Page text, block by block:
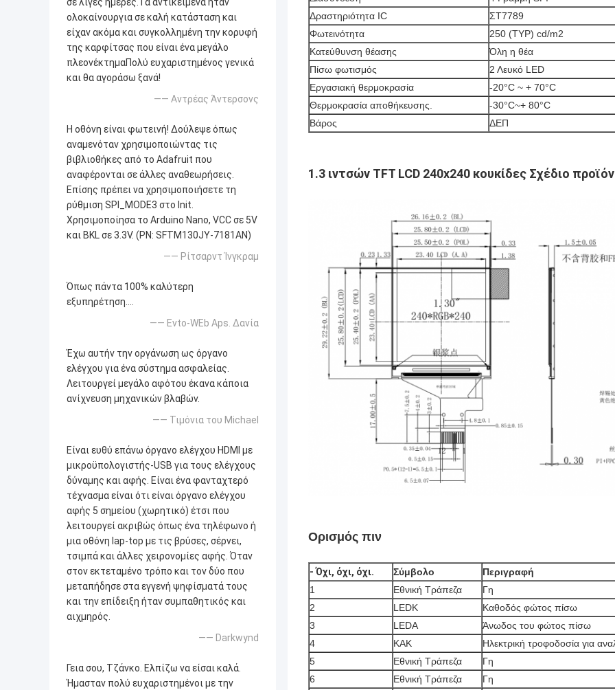
σε λίγες ημέρες.Τα αντικείμενα ήταν
ολοκαίνουργια σε καλή κατάσταση και
είχαν ακόμα και συγκολλημένη την κορυφή
της καρφίτσας που είναι ένα μεγάλο
πλεονέκτημαΠολύ ευχαριστημένος γενικά
και θα αγοράσω ξανά!
—— Αντρέας Άντερσονς
Η οθόνη είναι φωτεινή! Δούλεψε όπως
αναμενόταν χρησιμοποιώντας τις
βιβλιοθήκες από το Adafruit που
αναφέρονται σε άλλες αναθεωρήσεις.
Επίσης πρέπει να χρησιμοποιήσετε τη
ρύθμιση SPI_MODE3 στο Init.
Χρησιμοποίησα το Arduino Nano, VCC σε 5V
και BKL σε 3.3V. (PN: SFTM130JY-7181AN)
—— Ρίτσαρντ Ίνγκραμ
Όπως πάντα 100% καλύτερη
εξυπηρέτηση....
—— Evto-WEb Aps. Δανία
Έχω αυτήν την οργάνωση ως όργανο
ελέγχου για ένα σύστημα ασφαλείας.
Λειτουργεί μεγάλο αφότου έκανα κάποια
ανίχνευση μηχανικών βλαβών.
—— Τιμόνια του Michael
Είναι ευθύ επάνω όργανο ελέγχου HDMI με
μικροϋπολογιστής-USB για τους ελέγχους
δύναμης και αφής. Είναι ένα φανταχτερό
τέχνασμα είναι ότι είναι όργανο ελέγχου
αφής 5 σημείου (χωρητικό) έτσι που
λειτουργεί ακριβώς όπως ένα τηλέφωνο ή
μια οθόνη lap-top με τις βρύσες, σέρνει,
τσιμπά και άλλες χειρονομίες αφής. Όταν
στον εκτεταμένο τρόπο και τον δύο που
μεταπήδησε στα εγγενή ψηφίσματά τους
και την επίδειξη ήταν συμπαθητικός και
αιχμηρός.
—— Darkwynd
Γεια σου, Τζάνκο. Ελπίζω να είσαι καλά.
Ήμασταν πολύ ευχαριστημένοι με την
Δραστηριότητα IC
ΣΤ7789
Φωτεινότητα
250 (TYP) cd/m2
Κατεύθυνση θέασης
Όλη η θέα
Πίσω φωτισμός
2 Λευκό LED
Εργασιακή θερμοκρασία
-20°C ~ + 70°C
Θερμοκρασία αποθήκευσης.
-30°C~+ 80°C
Βάρος
ΔΕΠ
1.3 ιντσών TFT LCD 240x240 κουκίδες Σχέδιο
Ορισμός πιν
- Όχι, όχι, όχι. Σύμβολο
Περιγραφή
1
Εθνική Τράπεζα
Γη
2
LEDK
Καθοδός φώτος πίσω
3
LEDA
Άνωδος του φώτος πίσω
4
ΚΑΚ
Ηλεκτρική τροφοδοσία για
5
Εθνική Τράπεζα
Γη
6
Εθνική Τράπεζα
Γη